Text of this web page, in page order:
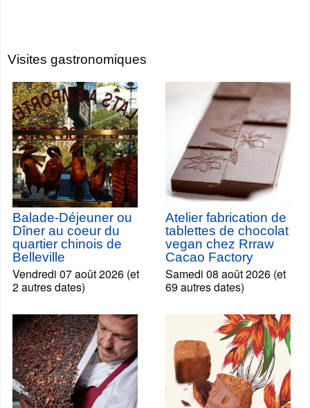
Visites gastronomiques
Balade-Déjeuner ou
Dîner au coeur du
quartier chinois de
Belleville
Vendredi 07 août 2026 (et
2 autres dates)
Atelier fabrication de
tablettes de chocolat
vegan chez Rrraw
Cacao Factory
Samedi 08 août 2026 (et
69 autres dates)